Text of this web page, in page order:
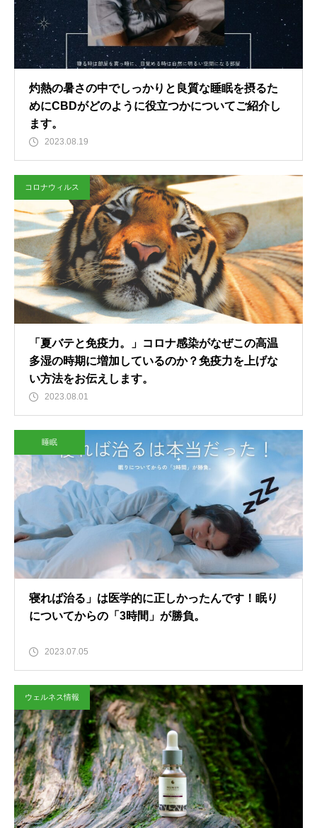
灼熱の暑さの中でしっかりと良質な睡眠を摂るた
めにCBDがどのように役立つかについてご紹介し
ます。
2023.08.19
コロナウィルス
「夏バテと免疫力。」コロナ感染がなぜこの高温
多湿の時期に増加しているのか？免疫力を上げな
い方法をお伝えします。
2023.08.01
睡眠
寝れば治る」は医学的に正しかったんです！眠り
についてからの「3時間」が勝負。
2023.07.05
ウェルネス情報